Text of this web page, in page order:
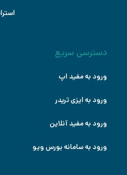
دسترسی سریع
ورود به مفید اپ
ورود به ایزی تریدر
ورود به مفید آنلاین
ورود به سامانه بورس ویو